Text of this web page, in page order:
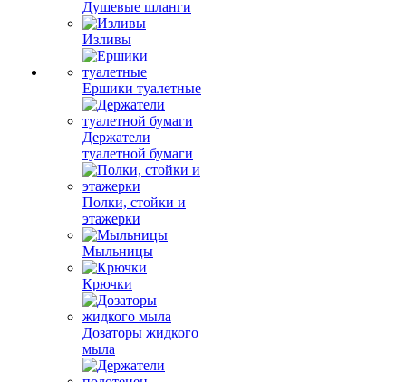
Душевые шланги
Изливы
Ершики туалетные
Держатели
туалетной бумаги
Полки, стойки и
этажерки
Мыльницы
Крючки
Дозаторы жидкого
мыла